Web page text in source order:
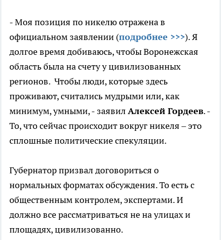
- Моя позиция по никелю отражена в
официальном заявлении (подробнее >>>). Я
долгое время добиваюсь, чтобы Воронежская
область была на счету у цивилизованных
регионов. Чтобы люди, которые здесь
проживают, считались мудрыми или, как
минимум, умными, - заявил Алексей Гордеев. -
То, что сейчас происходит вокруг никеля – это
сплошные политические спекуляции.
Губернатор призвал договориться о
нормальных форматах обсуждения. То есть с
общественным контролем, экспертами. И
должно все рассматриваться не на улицах и
площадях, цивилизованно.